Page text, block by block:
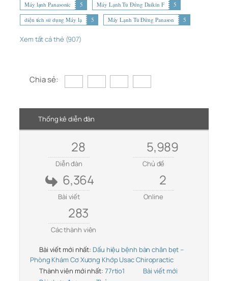
Máy lạnh Panasonic
5 Máy Lạnh Tủ Đứng Daikin F
5
diện tích sử dụng Máy lạ
5 Máy Lạnh Tủ Đứng Panason 5
Xem tất cả thẻ (907)
Chia sẻ:
Thống kê diễn đàn
28
Diễn đàn
5,989
Chủ đề
6,364
Bài viết
2
Online
283
Các thành viên
Bài viết mới nhất: Dấu hiệu bệnh bàn chân bẹt –
Phòng Khám Cơ Xương Khớp Usac Chiropractic
Thành viên mới nhất: 77rtio1
Bài viết mới